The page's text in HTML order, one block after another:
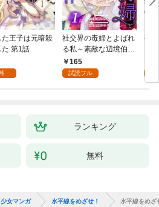
た王子は元暗殺
た 第1話
社交界の毒婦とよばれ
る私～素敵な辺境伯令
息に腕を折られたの
で、責任とってもらい
165
試読フル
視
ランキング
無料
少女マンガ 水平線をめざせ！ 水平線をめざ